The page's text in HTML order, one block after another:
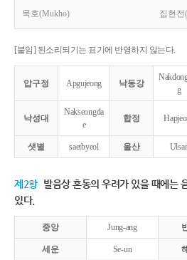
묵호(Mukho) 집현전
[붙임] 된소리되기는 표기에 반영하지 않는다.
압구정 Apgujeong 낙동강
g
낙성대
Nakseongda
e
합정
샛별 saetbyeol 울산
제2항 발음상 혼동의 우려가 있을 때에는
있다.
중앙 Jung-ang
세운 Se-un